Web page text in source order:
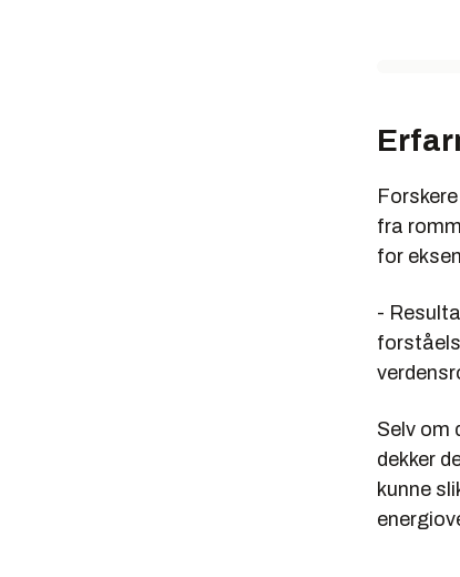
fra
for
-
Selv om
dekker
kunne